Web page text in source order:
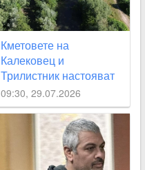
Кметовете на
Калековец и
Трилистник настояват
за спешно почистване
на река Стряма
09:30, 29.07.2026